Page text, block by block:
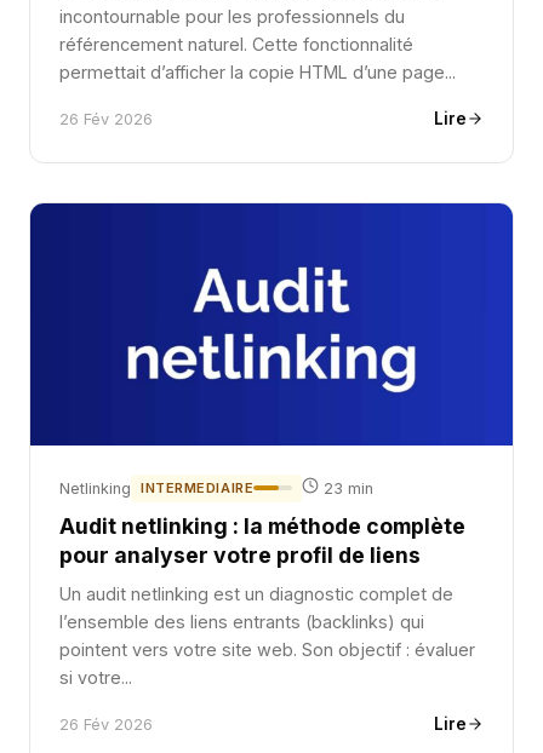
incontournable pour les professionnels du
référencement naturel. Cette fonctionnalité
permettait d’afficher la copie HTML d’une page...
26 Fév 2026 Lire
Netlinking INTERMEDIAIRE 23 min
Audit netlinking : la méthode complète
pour analyser votre profil de liens
Un audit netlinking est un diagnostic complet de
l’ensemble des liens entrants (backlinks) qui
pointent vers votre site web. Son objectif : évaluer
si votre...
26 Fév 2026 Lire